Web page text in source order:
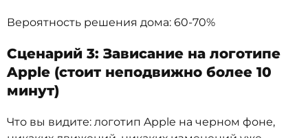
Вероятность решения дома: 60-70%
Сценарий 3: Зависание на логотипе
Apple (стоит неподвижно более 10
минут)
Что вы видите: логотип Apple на черном фоне,